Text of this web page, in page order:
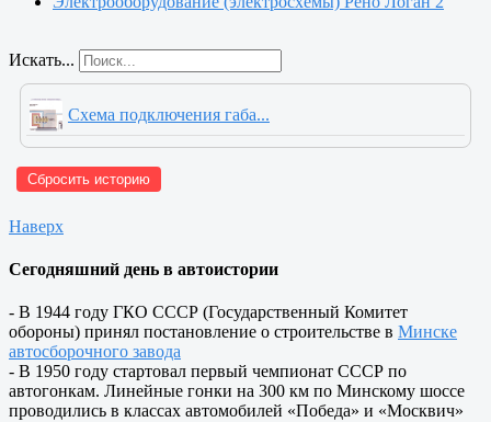
Искать...
Схема подключения габа...
Сбросить историю
Наверх
Сегодняшний день в автоистории
- В 1944 году ГКО СССР (Государственный Комитет
обороны) принял постановление о строительстве в Минске
автосборочного завода
- В 1950 году стартовал первый чемпионат СССР по
автогонкам. Линейные гонки на 300 км по Минскому шоссе
проводились в классах автомобилей «Победа» и «Москвич»